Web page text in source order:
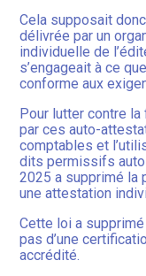
Cela supposait
délivrée par un
individuelle de
s’engageait à ce
conforme aux
Pour lutter contre
par ces auto-
comptables et
dits permissifs
2025 a supprimé la
une attestation
Cette loi a
pas d’une
accrédité.